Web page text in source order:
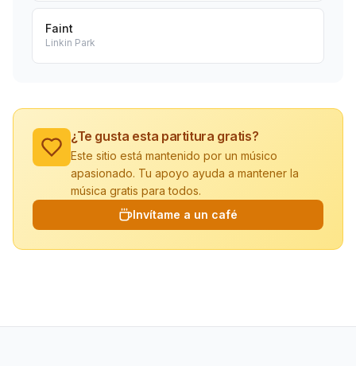
Faint
Linkin Park
¿Te gusta esta partitura gratis?
Este sitio está mantenido por un músico
apasionado. Tu apoyo ayuda a mantener la
música gratis para todos.
Invítame a un café